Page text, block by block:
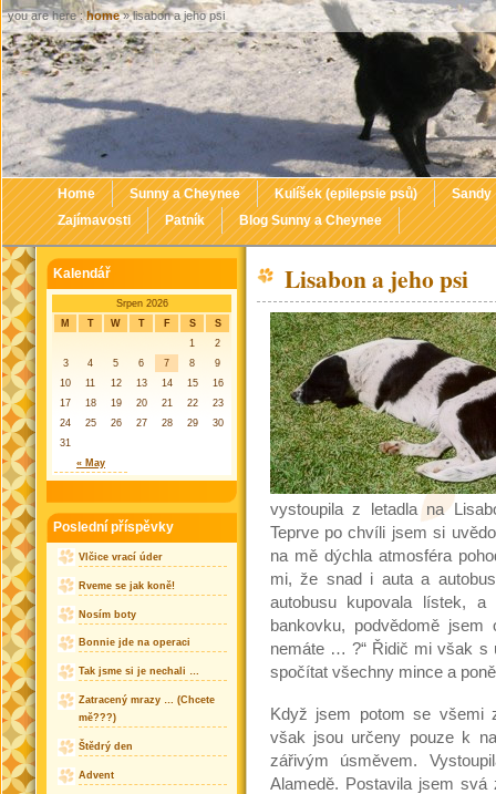
Home Sunny a Cheynee Kulíšek (epilepsie psů)
Sandy
Zajímavosti
Patník Blog Sunny a Cheynee
Lisabon a jeho psi
vystoupila z letadla na
Teprve po chvíli jsem si
na mě dýchla atmosféra
mi, že snad i auta a
autobusu kupovala lístek,
bankovku, podvědomě
nemáte … ?“ Řidič mi však s
spočítat všechny mince a
Když jsem potom se všemi
však jsou určeny pouze k
zářivým úsměvem.
Alamedě. Postavila jsem
Kalendář
Srpen 2026
M
T W T F S S
« May
1
2
3
4 5 6 7 8
9
10
11 12 13 14 15
16
17
18 19 20 21 22
23
24
25 26 27 28 29
30
31
Poslední příspěvky
Vlčice vrací úder
Rveme se jak koně!
Nosím boty
Bonnie jde na operaci
Tak jsme si je nechali …
Zatracený mrazy … (Chcete
mě???)
Štědrý den
Advent
you are here :home» lisabon a jeho psi